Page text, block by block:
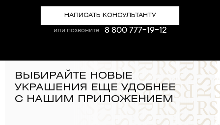
НАПИСАТЬ КОНСУЛЬТАНТУ
или позвоните 8 800 777-19-12
ВЫБИРАЙТЕ НОВЫЕ
УКРАШЕНИЯ ЕЩЕ УДОБНЕЕ
С НАШИМ ПРИЛОЖЕНИЕМ